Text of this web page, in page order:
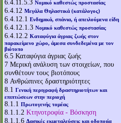
6.4.11.5.3 Νομικό καθεστώς προστασίας
6.4.12 Μεγάλα Θηλαστικά (κατάλογος)
6.4.12.1 Ενδημικά, σπάνια, ή απειλούμενα είδη
6.4.12.1.3 Νομικό καθεστώς προστασίας
6.4.12.2 Καταφύγια άγριας ζωής στον
παρακείμενο χώρο, άμεσα συνδεδεμένα με τον
βιότοπο
6.5 Καταφύγια άγριας ζωής
7 Μερική ανάλυση των στοιχείων, που
συνθέτουν τους βιοτόπους
8 Ανθρώπινες δραστηριότητες
8.1 Γενική περιγραφή δραστηριοτήτων και
επιπτώσεων στην περιοχή
8.1.1 Πρωτογενής τομέας
8.1.1.2 Κτηνοτροφία - Βόσκηση
8.1.1.6 Δασικές εκμεταλεύσεις και οδοποιία